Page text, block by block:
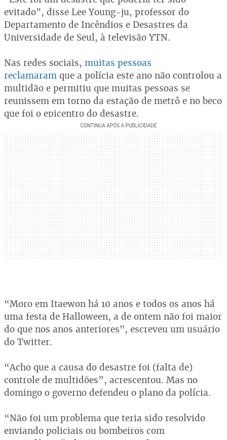
evitado", disse Lee Young-ju, professor do
Departamento de Incêndios e Desastres da
Universidade de Seul, à televisão YTN.
Nas redes sociais, muitas pessoas
reclamaram que a polícia este ano não controlou a
multidão e permitiu que muitas pessoas se
reunissem em torno da estação de metrô e no beco
que foi o epicentro do desastre.
“Moro em Itaewon há 10 anos e todos os anos há
uma festa de Halloween, a de ontem não foi maior
do que nos anos anteriores", escreveu um usuário
do Twitter.
“Acho que a causa do desastre foi (falta de)
controle de multidões”, acrescentou. Mas no
domingo o governo defendeu o plano da polícia.
“Não foi um problema que teria sido resolvido
enviando policiais ou bombeiros com